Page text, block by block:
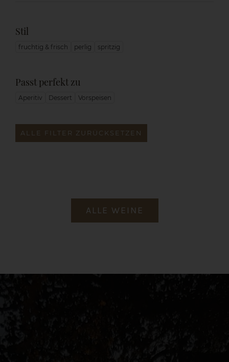
Stil
fruchtig & frisch perlig spritzig
Passt perfekt zu
Aperitiv Dessert Vorspeisen
ALLE FILTER ZURÜCKSETZEN
ALLE WEINE